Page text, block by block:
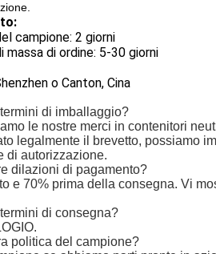
campione: 2 giorni
massa di ordine: 5-30 giorni
o Canton, Cina
di imballaggio?
le nostre merci in contenitori
legalmente il brevetto, possiamo
di autorizzazione.
dilazioni di pagamento?
e 70% prima della consegna. Vi
di consegna?
politica del campione?